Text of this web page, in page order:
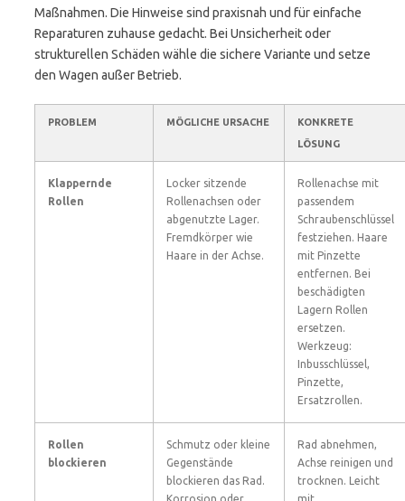
Maßnahmen. Die Hinweise sind praxisnah und für einfache
Reparaturen zuhause gedacht. Bei Unsicherheit oder
strukturellen Schäden wähle die sichere Variante und setze
den Wagen außer Betrieb.
PROBLEM MÖGLICHE URSACHE
KONKRETE
LÖSUNG
Klappernde
Rollen
Locker sitzende
Rollenachsen oder
abgenutzte Lager.
Fremdkörper wie
Haare in der Achse.
Rollenachse mit
passendem
Schraubenschlüssel
festziehen. Haare
mit Pinzette
entfernen. Bei
beschädigten
Lagern Rollen
ersetzen.
Werkzeug:
Inbusschlüssel,
Pinzette,
Ersatzrollen.
Rollen
blockieren
Schmutz oder kleine
Gegenstände
blockieren das Rad.
Rad abnehmen,
Achse reinigen und
trocknen. Leicht